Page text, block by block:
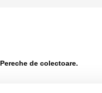
Pereche de colectoare.